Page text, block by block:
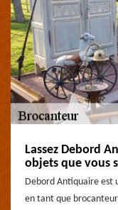
Lassez Debord
objets que vous
Debord Antiquaire est
en tant que